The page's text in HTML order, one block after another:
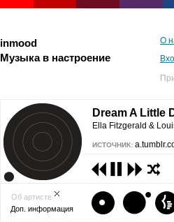
inmood
Музыка в настроение
О
Dream A Little
Ella Fitzgerald &
ИСТОЧНИК:
Об артисте
Доп. информация